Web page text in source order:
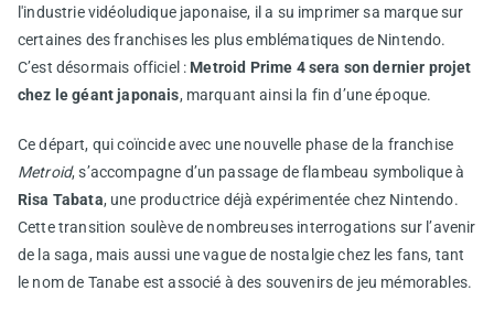
l'industrie vidéoludique japonaise, il a su imprimer sa marque sur
certaines des franchises les plus emblématiques de Nintendo.
C’est désormais officiel : Metroid Prime 4 sera son dernier projet
chez le géant japonais, marquant ainsi la fin d’une époque.
Ce départ, qui coïncide avec une nouvelle phase de la franchise
Metroid, s’accompagne d’un passage de flambeau symbolique à
Risa Tabata, une productrice déjà expérimentée chez Nintendo.
Cette transition soulève de nombreuses interrogations sur l’avenir
de la saga, mais aussi une vague de nostalgie chez les fans, tant
le nom de Tanabe est associé à des souvenirs de jeu mémorables.